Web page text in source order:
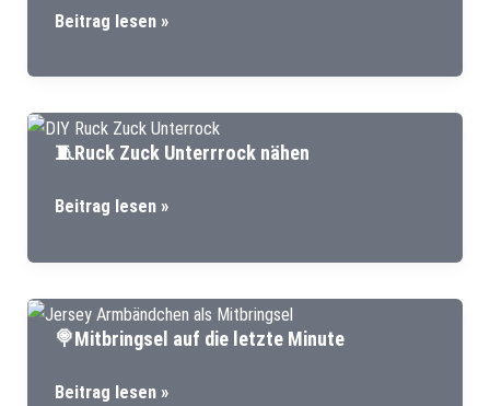
Wie
du
dir
ein
aus
Beitrag lesen »
🧵Ruck Zuck Unterrrock nähen
🧵
Zuck
Unterrrock
nähen
Beitrag lesen »
🍭Mitbringsel auf die letzte Minute
🍭
Beitrag lesen »